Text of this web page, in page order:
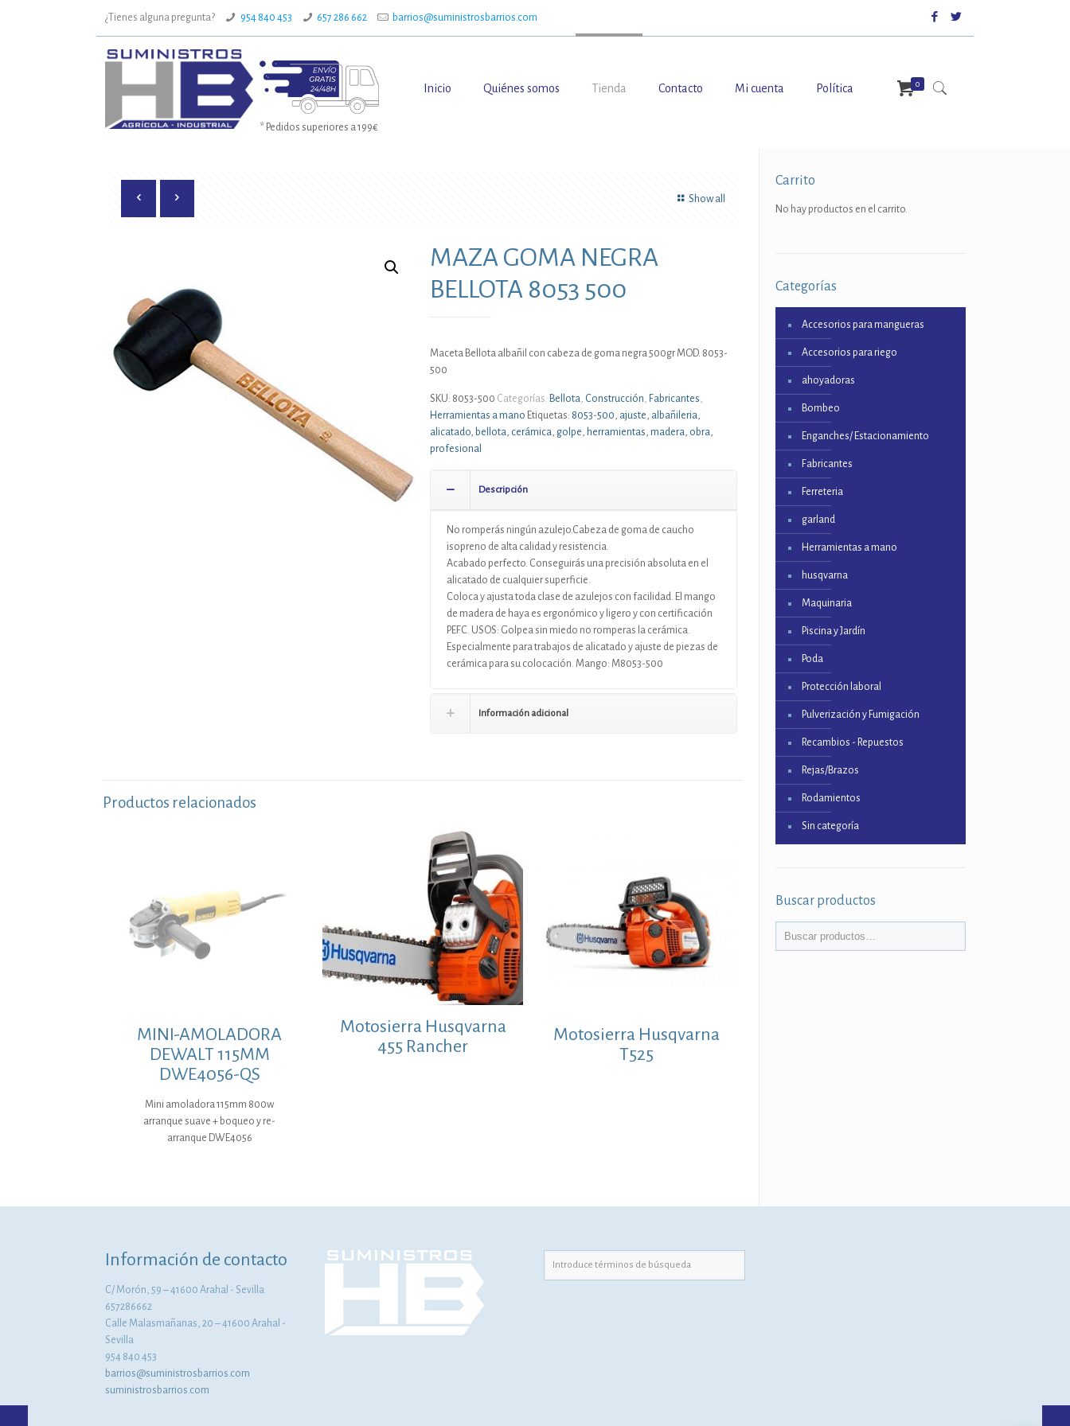
¿Tienes alguna pregunta? 954 840 453 657 286 662 barrios@suministrosbarrios.com
* Pedidos superiores a 199€
Inicio Quiénes somos Tienda Contacto Mi cuenta Política 0
Show all
MAZA GOMA NEGRA
BELLOTA 8053 500
Maceta Bellota albañil con cabeza de goma negra 500gr MOD. 8053-
500
SKU: 8053-500 Categorías: Bellota, Construcción, Fabricantes,
Herramientas a mano Etiquetas: 8053-500, ajuste, albañileria,
alicatado, bellota, cerámica, golpe, herramientas, madera, obra,
profesional
Descripción
No romperás ningún azulejo.Cabeza de goma de caucho
isopreno de alta calidad y resistencia.
Acabado perfecto. Conseguirás una precisión absoluta en el
alicatado de cualquier superficie.
Coloca y ajusta toda clase de azulejos con facilidad. El mango
de madera de haya es ergonómico y ligero y con certificación
PEFC. USOS: Golpea sin miedo no romperas la cerámica.
Especialmente para trabajos de alicatado y ajuste de piezas de
cerámica para su colocación. Mango: M8053-500
Información adicional
Productos relacionados
MINI-AMOLADORA
DEWALT 115MM
DWE4056-QS
Mini amoladora 115mm 800w
arranque suave + boqueo y re-
arranque DWE4056
Motosierra Husqvarna
455 Rancher
Motosierra Husqvarna
T525
Carrito
No hay productos en el carrito.
Categorías
Accesorios para mangueras
Accesorios para riego
ahoyadoras
Bombeo
Enganches/ Estacionamiento
Fabricantes
Ferreteria
garland
Herramientas a mano
husqvarna
Maquinaria
Piscina y Jardín
Poda
Protección laboral
Pulverización y Fumigación
Recambios - Repuestos
Rejas/Brazos
Rodamientos
Sin categoría
Buscar productos
Información de contacto
C/ Morón, 59 – 41600 Arahal - Sevilla
657286662
Calle Malasmañanas, 20 – 41600 Arahal -
Sevilla
954 840 453
barrios@suministrosbarrios.com
suministrosbarrios.com